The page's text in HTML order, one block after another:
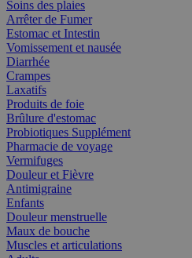
Soins des plaies
Arrêter de Fumer
Estomac et Intestin
Vomissement et nausée
Diarrhée
Crampes
Laxatifs
Produits de foie
Brûlure d'estomac
Probiotiques Supplément
Pharmacie de voyage
Vermifuges
Douleur et Fièvre
Antimigraine
Enfants
Douleur menstruelle
Maux de bouche
Muscles et articulations